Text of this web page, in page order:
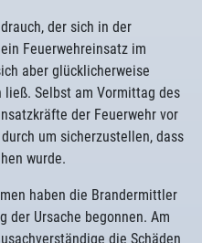
der sich in der
Feuerwehreinsatz im
aber glücklicherweise
Selbst am Vormittag des
der Feuerwehr vor
um sicherzustellen, dass
wurde.
haben die Brandermittler
der Ursache begonnen. Am
die Schäden